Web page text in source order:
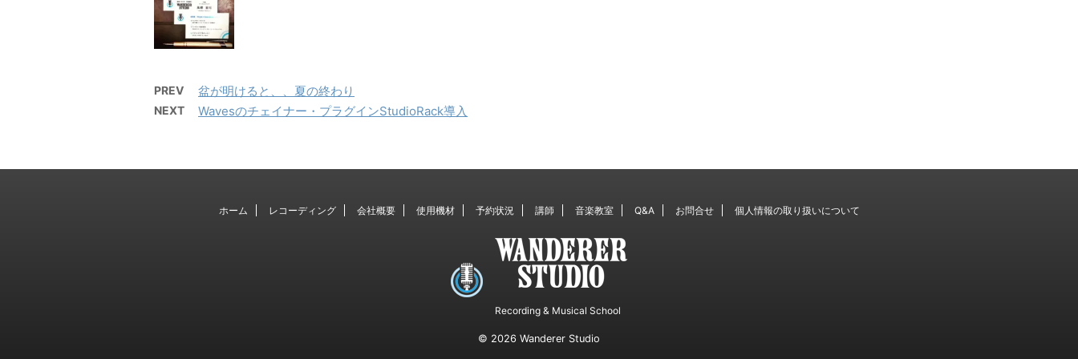
PREV 盆が明けると、、夏の終わり
NEXT Wavesのチェイナー・プラグインStudioRack導入
ホーム レコーディング 会社概要 使用機材 予約状況 講師 音楽教室 Q&A お問合せ 個人情報の取り扱いについて
Recording & Musical School
© 2026 Wanderer Studio